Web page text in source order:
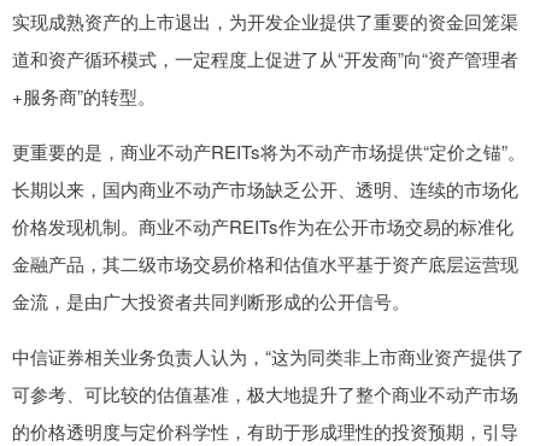
实现成熟资产的上市退出，为开发企业提供了重要的资金回笼渠
道和资产循环模式，一定程度上促进了从“开发商”向“资产管理者
+服务商”的转型。
更重要的是，商业不动产REITs将为不动产市场提供“定价之锚”。
长期以来，国内商业不动产市场缺乏公开、透明、连续的市场化
价格发现机制。商业不动产REITs作为在公开市场交易的标准化
金融产品，其二级市场交易价格和估值水平基于资产底层运营现
金流，是由广大投资者共同判断形成的公开信号。
中信证券相关业务负责人认为，“这为同类非上市商业资产提供了
可参考、可比较的估值基准，极大地提升了整个商业不动产市场
的价格透明度与定价科学性，有助于形成理性的投资预期，引导